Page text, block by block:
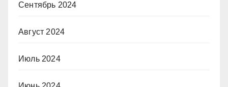
Сентябрь 2024
Август 2024
Июль 2024